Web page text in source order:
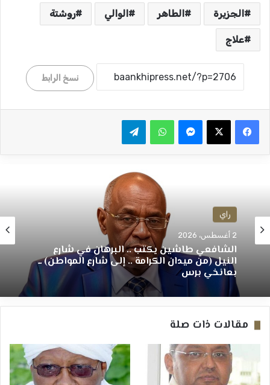
الجزيرة الطاهر الوالي روشتة
علاج
نسخ الرابط
واتساب
راي
2 أغسطس، 2026
الشافعي طاشين يكتب .. البرهان في شارع
النيل (من ميدان الكرامة .. إلى شارع المواطن) ــ
بعانخي برس
مقالات ذات صلة